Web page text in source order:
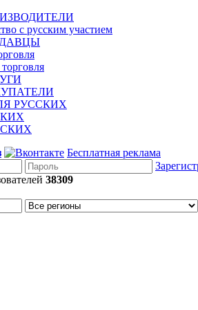
с русским участием
РУССКИХ
Бесплатная реклама
38309